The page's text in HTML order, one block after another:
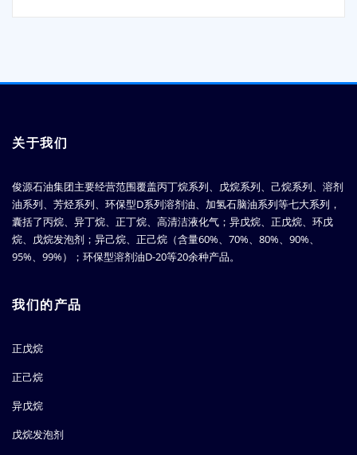
关于我们
俊源石油集团主要经营范围覆盖丙丁烷系列、戊烷系列、己烷系列、溶剂
油系列、芳烃系列、环保型D系列溶剂油、加氢石脑油系列等七大系列，
囊括了丙烷、异丁烷、正丁烷、高清洁液化气；异戊烷、正戊烷、环戊
烷、戊烷发泡剂；异己烷、正己烷（含量60%、70%、80%、90%、
95%、99%）；环保型溶剂油D-20等20余种产品。
我们的产品
正戊烷
正己烷
异戊烷
戊烷发泡剂